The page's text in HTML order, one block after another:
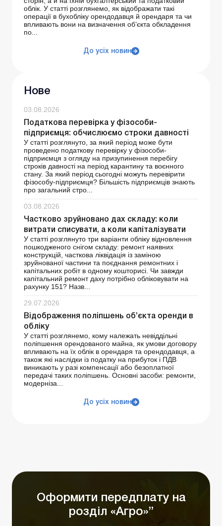
облік. У статті розглянемо, як відображати такі
операції в бухобліку орендодавця й орендаря та чи
впливають вони на визначення об’єкта обкладення
по...
До усіх новин
Нове
03.08.2026
Податкова перевірка у фізособи-
підприємця: обчислюємо строки давності
У статті розглянуто, за який період може бути
проведено податкову перевірку у фізособи-
підприємця з огляду на призупинення перебігу
строків давності на період карантину та воєнного
стану. За який період сьогодні можуть перевірити
фізособу-підприємця? Більшість підприємців знають
про загальний стро...
03.08.2026
Частково зруйновано дах складу: коли
витрати списувати, а коли капіталізувати
У статті розглянуто три варіанти обліку відновлення
пошкодженого снігом складу: ремонт наявних
конструкцій, часткова ліквідація із заміною
зруйнованої частини та поєднання ремонтних і
капітальних робіт в одному кошторисі. Чи завжди
капітальний ремонт даху потрібно обліковувати на
рахунку 151? Назв...
29.07.2026
Відображення поліпшень об’єкта оренди в
обліку
У статті розглянемо, кому належать невіддільні
поліпшення орендованого майна, як умови договору
впливають на їх облік в орендаря та орендодавця, а
також які наслідки із податку на прибуток і ПДВ
виникають у разі компенсації або безоплатної
передачі таких поліпшень. Основні засоби: ремонти,
модерніза...
До усіх новин
Оформити передплату на
розділ «Агро»”